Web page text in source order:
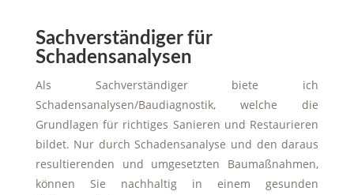
Sachverständiger für
Schadensanalysen
Als Sachverständiger biete ich
Schadensanalysen/Baudiagnostik, welche die
Grundlagen für richtiges Sanieren und Restaurieren
bildet. Nur durch Schadensanalyse und den daraus
resultierenden und umgesetzten Baumaßnahmen,
können Sie nachhaltig in einem gesunden